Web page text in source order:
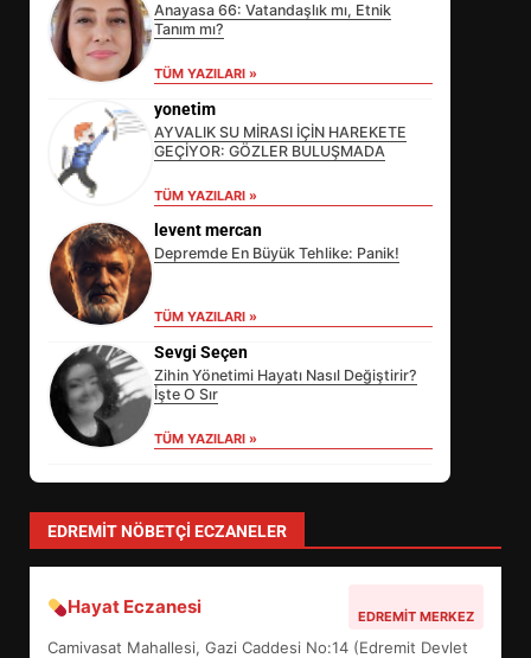
Anayasa 66: Vatandaşlık mı, Etnik
Tanım mı?
TÜM YAZILARI »
yonetim
AYVALIK SU MİRASI İÇİN HAREKETE
GEÇİYOR: GÖZLER BULUŞMADA
TÜM YAZILARI »
levent mercan
Depremde En Büyük Tehlike: Panik!
TÜM YAZILARI »
Sevgi Seçen
Zihin Yönetimi Hayatı Nasıl Değiştirir?
İşte O Sır
TÜM YAZILARI »
EDREMIT NÖBETÇI ECZANELER
Hayat Eczanesi EDREMIT MERKEZ
Camivasat Mahallesi, Gazi Caddesi No:14 (Edremit Devlet
3
EİB’DE KRİTİK ATAMA:
SÜRDÜRÜLEBİLİRLİKTE NE
DEĞİŞECEK?
4
BALIKESİR MÜZELERİNDE SÜRE
UZATILDI: NE DEĞİŞTİ?